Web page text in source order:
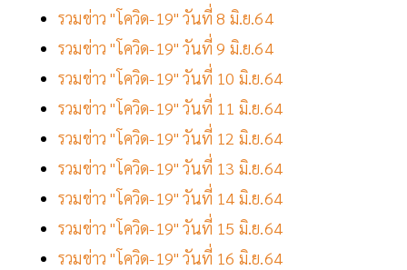
รวมข่าว "โควิด-19" วันที่ 8 มิ.ย.64
รวมข่าว "โควิด-19" วันที่ 9 มิ.ย.64
รวมข่าว "โควิด-19" วันที่ 10 มิ.ย.64
รวมข่าว "โควิด-19" วันที่ 11 มิ.ย.64
รวมข่าว "โควิด-19" วันที่ 12 มิ.ย.64
รวมข่าว "โควิด-19" วันที่ 13 มิ.ย.64
รวมข่าว "โควิด-19" วันที่ 14 มิ.ย.64
รวมข่าว "โควิด-19" วันที่ 15 มิ.ย.64
รวมข่าว "โควิด-19" วันที่ 16 มิ.ย.64